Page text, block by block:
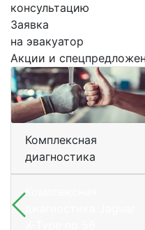
консультацию
Заявка
на эвакуатор
Акции и
Комплексная
диагностика
Комплексная